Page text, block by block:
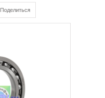
Поделиться